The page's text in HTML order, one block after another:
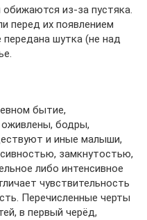
из-за пустяка.
перед их появлением
шутка (не над
бытие,
оживлены, бодры,
и иные малыши,
замкнутостью,
либо интенсивное
чувствительность
Перечисленные черты
в первый черёд,